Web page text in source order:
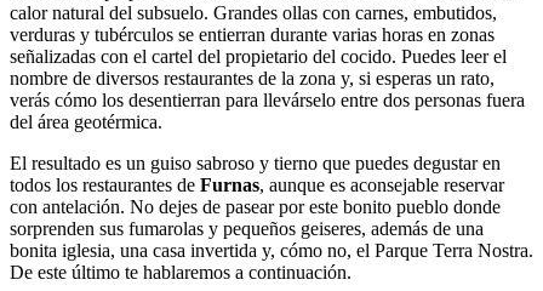
calor natural del subsuelo. Grandes ollas con carnes, embutidos,
verduras y tubérculos se entierran durante varias horas en zonas
señalizadas con el cartel del propietario del cocido. Puedes leer el
nombre de diversos restaurantes de la zona y, si esperas un rato,
verás cómo los desentierran para llevárselo entre dos personas fuera
del área geotérmica.
El resultado es un guiso sabroso y tierno que puedes degustar en
todos los restaurantes de Furnas, aunque es aconsejable reservar
con antelación. No dejes de pasear por este bonito pueblo donde
sorprenden sus fumarolas y pequeños geiseres, además de una
bonita iglesia, una casa invertida y, cómo no, el Parque Terra Nostra.
De este último te hablaremos a continuación.